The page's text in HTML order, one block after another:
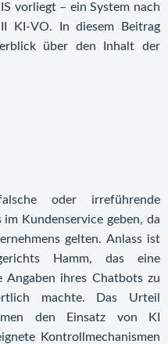
vorliegt – ein System nach
KI-VO. In diesem Beitrag
über den Inhalt der
oder irreführende
Kundenservice geben, da
gelten. Anlass ist
Hamm, das eine
ihres Chatbots zu
machte. Das Urteil
den Einsatz von KI
Kontrollmechanismen